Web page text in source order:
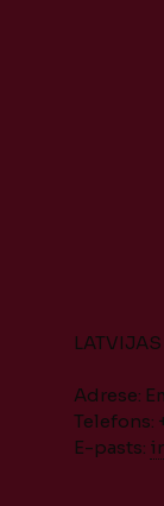
Adrese:
Telefons:
E-pasts: